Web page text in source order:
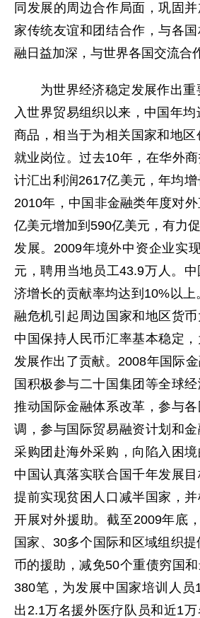
同发展的周边合作局面，巩固
家传统友谊和团结合作，与各
融日益加深，与世界各国交流合
为世界经济稳定发展作出重
入世界贸易组织以来，中国年
商品，相当于为相关国家和地
就业岗位。过去10年，在华外
计汇出利润2617亿美元，年均
2010年，中国非金融类年度对
亿美元增加到590亿美元，有力
发展。2009年境外中资企业实
元，聘用当地员工43.9万人。
济增长的贡献率均达到10%以
融危机引起周边国家和地区货币
中国保持人民币汇率基本稳定
发展作出了贡献。2008年国际
国积极参与二十国集团等全球经
推动国际金融体系改革，参与
调，参与国际贸易融资计划和
采购团赴海外采购，向陷入困境
中国认真落实联合国千年发展
提前实现贫困人口减半国家，
开展对外援助。截至2009年底
国家、30多个国际和区域组织
币的援助，减免50个重债穷国
380笔，为发展中国家培训人员
出2.1万名援外医疗队员和近1